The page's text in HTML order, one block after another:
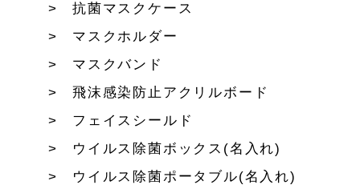
抗菌マスクケース
マスクホルダー
マスクバンド
飛沫感染防止アクリルボード
フェイスシールド
ウイルス除菌ボックス(名入れ)
ウイルス除菌ポータブル(名入れ)